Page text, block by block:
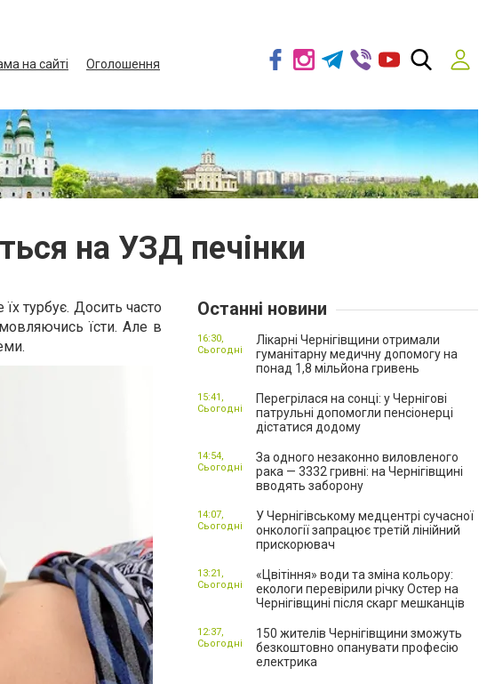
на сайті
Оголошення
на УЗД печінки
турбує. Досить часто
їсти. Але в
Останні новини
Лікарні Чернігівщини отримали
гуманітарну медичну допомогу на
понад 1,8 мільйона гривень
16:30,
Сьогодні
Перегрілася на сонці: у Чернігові
патрульні допомогли пенсіонерці
дістатися додому
15:41,
Сьогодні
За одного незаконно виловленого
рака — 3332 гривні: на Чернігівщині
вводять заборону
14:54,
Сьогодні
У Чернігівському медцентрі сучасної
онкології запрацює третій лінійний
прискорювач
14:07,
Сьогодні
«Цвітіння» води та зміна кольору:
екологи перевірили річку Остер на
Чернігівщині після скарг мешканців
13:21,
Сьогодні
150 жителів Чернігівщини зможуть
безкоштовно опанувати професію
електрика
12:37,
Сьогодні